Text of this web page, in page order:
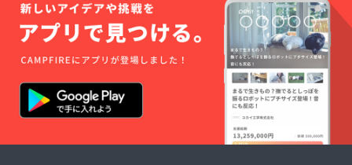
参加は
ご遠慮
いただ
きま
す） ※
以上な
どの理
由で参
加でき
た際も
ありま
す ※ 万
が一ス
タジオ
ご利用
中に設
備の破
損等が
こちら
ります
※ エン
ドロー
ルに関
しまし
て、掲
載希望
する文
長すぎ
るもの
など掲